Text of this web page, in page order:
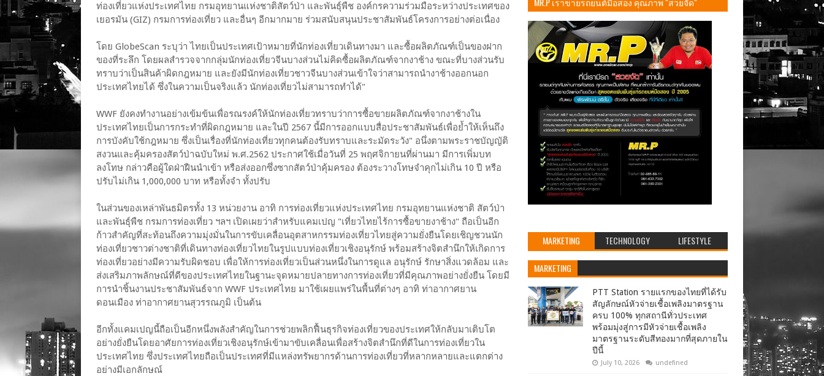
ท่องเที่ยวแห่งประเทศไทย กรมอุทยานแห่งชาติสัตว์ป่า และพันธุ์พืช องค์กรความร่วมมือระหว่างประเทศของ
เยอรมัน (GIZ) กรมการท่องเที่ยว และอื่นๆ อีกมากมาย ร่วมสนับสนุนประชาสัมพันธ์โครงการอย่างต่อเนื่อง
โดย GlobeScan ระบุว่า ไทยเป็นประเทศเป้าหมายที่นักท่องเที่ยวเดินทางมา และซื้อผลิตภัณฑ์เป็นของฝาก
ของที่ระลึก โดยผลสำรวจจากกลุ่มนักท่องเที่ยวจีนบางส่วนไม่คิดซื้อผลิตภัณฑ์จากงาช้าง ขณะที่บางส่วนรับ
ทราบว่าเป็นสินค้าผิดกฎหมาย และยังมีนักท่องเที่ยวชาวจีนบางส่วนเข้าใจว่าสามารถนำงาช้างออกนอก
ประเทศไทยได้ ซึ่งในความเป็นจริงแล้ว นักท่องเที่ยวไม่สามารถทำได้"
WWF ยังคงทำงานอย่างเข้มข้นเพื่อรณรงค์ให้นักท่องเที่ยวทราบว่าการซื้อขายผลิตภัณฑ์จากงาช้างใน
ประเทศไทยเป็นการกระทำที่ผิดกฎหมาย และในปี 2567 นี้มีการออกแบบสื่อประชาสัมพันธ์เพื่อย้ำให้เห็นถึง
การบังคับใช้กฎหมาย ซึ่งเป็นเรื่องที่นักท่องเที่ยวทุกคนต้องรับทราบและระมัดระวัง" อนึ่งตามพระราชบัญญัติ
สงวนและคุ้มครองสัตว์ป่าฉบับใหม่ พ.ศ.2562 ประกาศใช้เมื่อวันที่ 25 พฤศจิกายนที่ผ่านมา มีการเพิ่มบท
ลงโทษ กล่าวคือผู้ใดฝ่าฝืนนำเข้า หรือส่งออกซึ่งซากสัตว์ป่าคุ้มครอง ต้องระวางโทษจำคุกไม่เกิน 10 ปี หรือ
ปรับไม่เกิน 1,000,000 บาท หรือทั้งจำ ทั้งปรับ
ในส่วนของเหล่าพันธมิตรทั้ง 13 หน่วยงาน อาทิ การท่องเที่ยวแห่งประเทศไทย กรมอุทยานแห่งชาติ สัตว์ป่า
และพันธุ์พืช กรมการท่องเที่ยว ฯลฯ เปิดเผยว่าสำหรับแคมเปญ "เที่ยวไทยไร้การซื้อขายงาช้าง" ถือเป็นอีก
ก้าวสำคัญที่สะท้อนถึงความมุ่งมั่นในการขับเคลื่อนอุตสาหกรรมท่องเที่ยวไทยสู่ความยั่งยืนโดยเชิญชวนนัก
ท่องเที่ยวชาวต่างชาติที่เดินทางท่องเที่ยวไทยในรูปแบบท่องเที่ยวเชิงอนุรักษ์ พร้อมสร้างจิตสำนึกให้เกิดการ
ท่องเที่ยวอย่างมีความรับผิดชอบ เพื่อให้การท่องเที่ยวเป็นส่วนหนึ่งในการดูแล อนุรักษ์ รักษาสิ่งแวดล้อม และ
ส่งเสริมภาพลักษณ์ที่ดีของประเทศไทยในฐานะจุดหมายปลายทางการท่องเที่ยวที่มีคุณภาพอย่างยั่งยืน โดยมี
การนำชิ้นงานประชาสัมพันธ์จาก WWF ประเทศไทย มาใช้เผยแพร่ในพื้นที่ต่างๆ อาทิ ท่าอากาศยาน
ดอนเมือง ท่าอากาศยานสุวรรณภูมิ เป็นต้น
อีกทั้งแคมเปญนี้ถือเป็นอีกหนึ่งพลังสำคัญในการช่วยพลิกฟื้นธุรกิจท่องเที่ยวของประเทศให้กลับมาเติบโต
อย่างยั่งยืนโดยอาศัยการท่องเที่ยวเชิงอนุรักษ์เข้ามาขับเคลื่อนเพื่อสร้างจิตสำนึกที่ดีในการท่องเที่ยวใน
ประเทศไทย ซึ่งประเทศไทยถือเป็นประเทศที่มีแหล่งทรัพยากรด้านการท่องเที่ยวที่หลากหลายและแตกต่าง
อย่างมีเอกลักษณ์
MARKETING TECHNOLOGY LIFESTYLE
MARKETING
PTT Station รายแรกของไทยที่ได้รับ
สัญลักษณ์หัวจ่ายเชื้อเพลิงมาตรฐาน
ครบ 100% ทุกสถานีทั่วประเทศ
พร้อมมุ่งสู่การมีหัวจ่ายเชื้อเพลิง
มาตรฐานระดับสีทองมากที่สุดภายใน
ปีนี้
July 10, 2026 undefined